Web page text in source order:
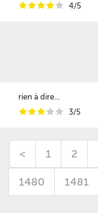
iiiii 4/5
rien à dire...
iiiii 3/5
< 1 2
1480 1481